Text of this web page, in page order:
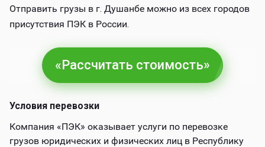
Отправить грузы в г. Душанбе можно из всех городов
присутствия ПЭК в России.
«Рассчитать стоимость»
Условия перевозки
Компания «ПЭК» оказывает услуги по перевозке
грузов юридических и физических лиц в Республику